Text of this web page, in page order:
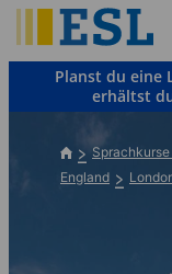
to
main
contentPlanst du eine
erhältst
England